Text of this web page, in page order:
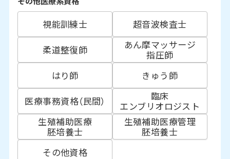
視能訓練士
超音波検査士
柔道整復師
あん摩マッサージ
指圧師
はり師
きゅう師
医療事務資格（民間）
臨床
エンブリオロジスト
生殖補助医療
胚培養士
生殖補助医療管理
胚培養士
その他資格